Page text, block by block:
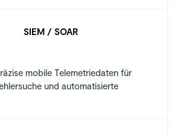
SIEM / SOAR
mobile Telemetriedaten für
und automatisierte